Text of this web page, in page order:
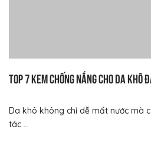
Top 7 kem chống nắng cho da khô
Da khô không chỉ dễ mất nước mà
tác ...